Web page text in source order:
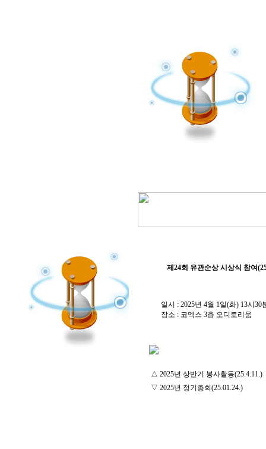
제24회 유관순상 시상식 참여
일시 : 2025년 4월 1일(화) 13시30
장소 : 코엑스 3층 오디토리움
△ 2025년 상반기 봉사활동(25.4.11.)
▽ 2025년 정기총회(25.01.24.)